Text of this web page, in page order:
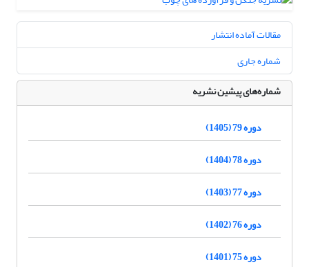
مقالات آماده انتشار
شماره جاری
شماره‌های پیشین نشریه
دوره 79 (1405)
دوره 78 (1404)
دوره 77 (1403)
دوره 76 (1402)
دوره 75 (1401)